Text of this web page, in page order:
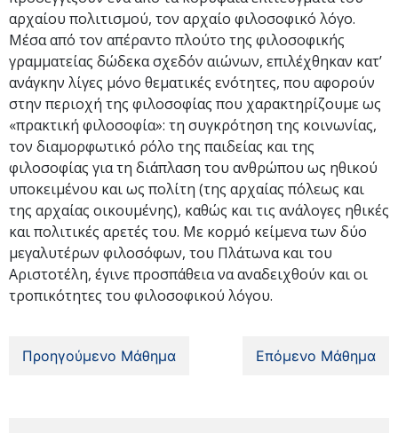
αρχαίου πολιτισμού, τον αρχαίο φιλοσοφικό λόγο.
Μέσα από τον απέραντο πλούτο της φιλοσοφικής
γραμματείας δώδεκα σχεδόν αιώνων, επιλέχθηκαν κατ’
ανάγκην λίγες μόνο θεματικές ενότητες, που αφορούν
στην περιοχή της φιλοσοφίας που χαρακτηρίζουμε ως
«πρακτική φιλοσοφία»: τη συγκρότηση της κοινωνίας,
τον διαμορφωτικό ρόλο της παιδείας και της
φιλοσοφίας για τη διάπλαση του ανθρώπου ως ηθικού
υποκειμένου και ως πολίτη (της αρχαίας πόλεως και
της αρχαίας οικουμένης), καθώς και τις ανάλογες ηθικές
και πολιτικές αρετές του. Με κορμό κείμενα των δύο
μεγαλυτέρων φιλοσόφων, του Πλάτωνα και του
Αριστοτέλη, έγινε προσπάθεια να αναδειχθούν και οι
τροπικότητες του φιλοσοφικού λόγου.
Προηγούμενο Μάθημα Επόμενο Μάθημα